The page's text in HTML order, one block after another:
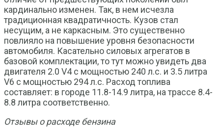
кардинально изменен. Так, в нем исчезла
традиционная квадратичность. Кузов стал
несущим, а не каркасным. Это существенно
повлияло на повышение уровня безопасности
автомобиля. Касательно силовых агрегатов в
базовой комплектации, то тут можно увидеть два
двигателя 2.0 V4 с мощностью 240 л.с. и 3.5 литра
V6 с мощностью 294 л.с. Расход топлива
составляет: в городе 11.8-14.9 литра, на трассе 8.4-
8.8 литра соответственно.
Отзывы о расходе бензина